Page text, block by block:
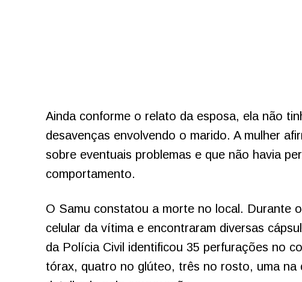
Ainda conforme o relato da esposa, ela não
desavenças envolvendo o marido. A mulher
sobre eventuais problemas e que não havia
comportamento.
O Samu constatou a morte no local. Durante
celular da vítima e encontraram diversas
da Polícia Civil identificou 35 perfurações no
tórax, quatro no glúteo, três no rosto, uma na